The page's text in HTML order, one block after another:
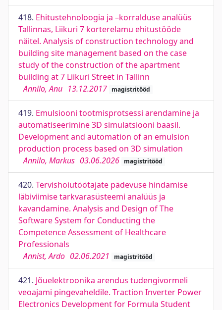
418. Ehitustehnoloogia ja –korralduse analüüs
Tallinnas, Liikuri 7 korterelamu ehitustööde
näitel. Analysis of construction technology and
building site management based on the case
study of the construction of the apartment
building at 7 Liikuri Street in Tallinn
Annilo, Anu 13.12.2017 magistritööd
419. Emulsiooni tootmisprotsessi arendamine ja
automatiseerimine 3D simulatsiooni baasil.
Development and automation of an emulsion
production process based on 3D simulation
Annilo, Markus 03.06.2026 magistritööd
420. Tervishoiutöötajate pädevuse hindamise
läbiviimise tarkvarasüsteemi analüüs ja
kavandamine. Analysis and Design of The
Software System for Conducting the
Competence Assessment of Healthcare
Professionals
Annist, Ardo 02.06.2021 magistritööd
421. Jõuelektroonika arendus tudengivormeli
veoajami pingevaheldile. Traction Inverter Power
Electronics Development for Formula Student